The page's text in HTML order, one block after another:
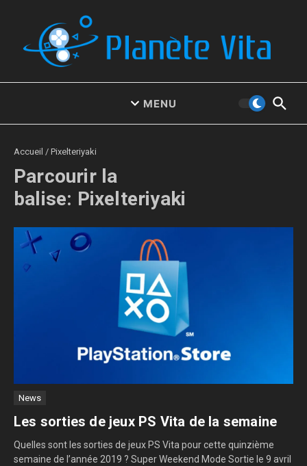
MENU
Accueil / Pixelteriyaki
Parcourir la
balise: Pixelteriyaki
News
Les sorties de jeux PS Vita de la semaine
Quelles sont les sorties de jeux PS Vita pour cette quinzième
semaine de l’année 2019 ? Super Weekend Mode Sortie le 9 avril